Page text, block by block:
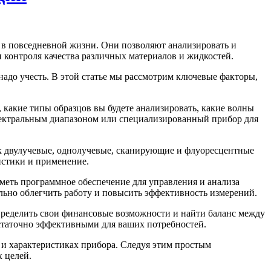
жизни. Они позволяют анализировать и
качества различных материалов и жидкостей.
учесть. В этой статье мы рассмотрим ключевые факторы,
типы образцов вы будете анализировать, какие волны
диапазоном или специализированный прибор для
однолучевые, сканирующие и флуоресцентные
и применение.
программное обеспечение для управления и анализа
облегчить работу и повысить эффективность измерений.
свои финансовые возможности и найти баланс между
эффективными для ваших потребностей.
характеристиках прибора. Следуя этим простым
целей.